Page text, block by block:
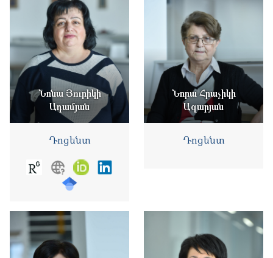
Նոնա Յուրիկի
Ադամյան
Դոցենտ
Նորա Հրաչիկի
Ազարյան
Դոցենտ